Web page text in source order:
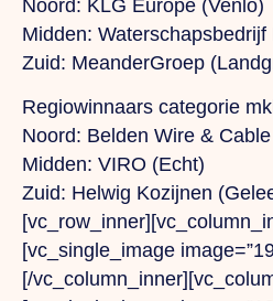
Noord: KLG Europe (Venlo)
Midden:
Zuid: MeanderGroep
Regiowinnaars categorie
Noord: Belden Wire &
Midden: VIRO (Echt)
Zuid: Helwig Kozijnen
[vc_single_image
[/